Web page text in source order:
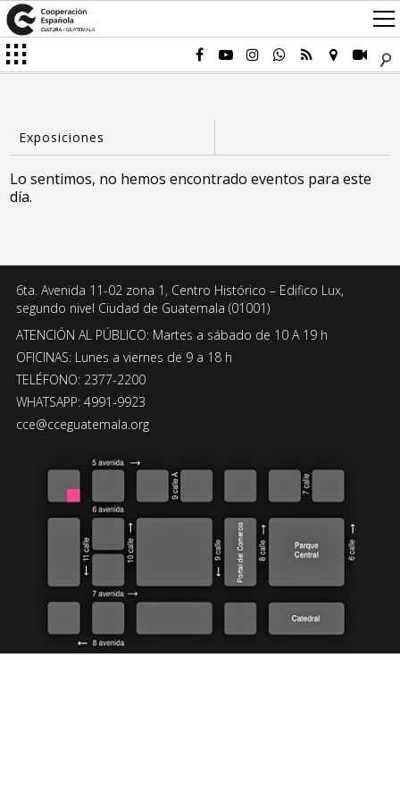
Lo sentimos, no hemos encontrado eventos para este
día.
6ta. Avenida 11-02 zona 1, Centro Histórico – Edifico Lux,
segundo nivel Ciudad de Guatemala (01001)
ATENCIÓN AL PÚBLICO: Martes a sábado de 10 A 19 h
OFICINAS: Lunes a viernes de 9 a 18 h
TELÉFONO: 2377-2200
WHATSAPP: 4991-9923
cce@cceguatemala.org